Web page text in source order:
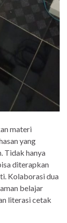
materi
yang
Tidak hanya
diterapkan
Kolaborasi dua
belajar
literasi cetak